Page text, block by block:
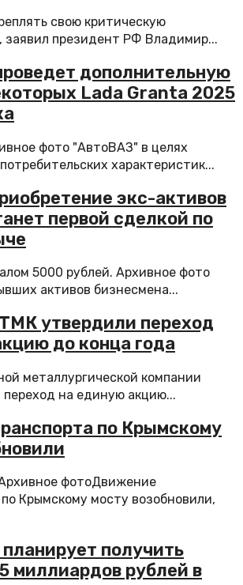
свою критическую
заявил президент РФ Владимир...
дополнительную
Lada Granta 2025
фото "АвтоВАЗ" в целях
характеристик...
экс-активов
первой сделкой по
5000 рублей. Архивное фото
активов бизнесмена...
утвердили переход
до конца года
металлургической компании
на единую акцию...
по Крымскому
фотоДвижение
Крымскому мосту возобновили,
получить
миллиардов рублей в